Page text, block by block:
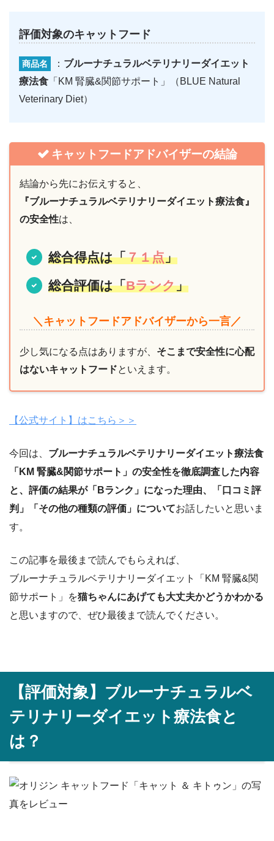
評価対象のキャットフード
商品名 ： ブルーナチュラルベテリナリーダイエット
療法食 「KM 腎臓&関節サポート」（BLUE Natural
Veterinary Diet）
キャットフードアドバイザーの結論
結論から先にお伝えすると、
『ブルーナチュラルベテリナリーダイエット療法食』
の安全性は、
総合得点は「７１点」
総合評価は「Bランク」
＼キャットフードアドバイザーから一言／
少し気になる点はありますが、 そこまで安全性に心配
はないキャットフードといえます。
【公式サイト】はこちら＞＞
今回は、 ブルーナチュラルベテリナリーダイエット療法食
「KM 腎臓&関節サポート」 の安全性を徹底調査した内容
と、評価の結果が「Bランク」になった理由、「口コミ評
判」「その他の種類の評価」についてお話したいと思いま
す。
この記事を最後まで読んでもらえれば、
ブルーナチュラルベテリナリーダイエット「KM 腎臓&関
節サポート」を猫ちゃんにあげても大丈夫かどうかわかる
と思いますので、ぜひ最後まで読んでください。
【評価対象】 ブルーナチュラルベ
テリナリーダイエット 療法食と
は？